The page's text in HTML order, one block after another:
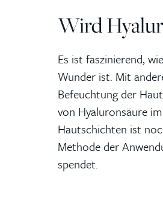
Wird
Es ist faszinierend, wie
Wunder ist. Mit
Befeuchtung der
von Hyaluronsäure
Hautschichten ist
Methode der
spendet.